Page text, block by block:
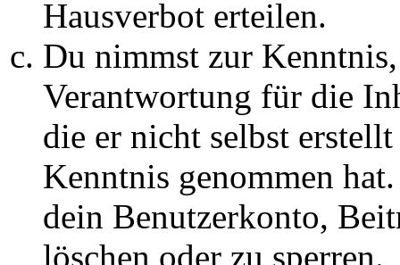
Hausverbot erteilen.
Du nimmst zur
Verantwortung für die
die er nicht selbst
Kenntnis genommen
dein Benutzerkonto,
löschen oder zu sperren.